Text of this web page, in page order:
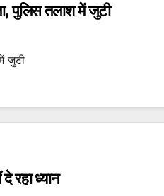
पुलिस तलाश में जुटी
जुटी
रहा ध्यान